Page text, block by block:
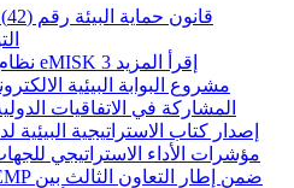
قانون حماية البيئة رقم (42) لسنة 2014
نظام معلومات الرقابة البيئية eMISK 3 إقرأ المزيد
مشروع البوابة البيئية
المشاركة في الاتفاقيات
إصدار كتاب الاستراتيجية البيئية
مؤشرات الأداء الاستراتيجي